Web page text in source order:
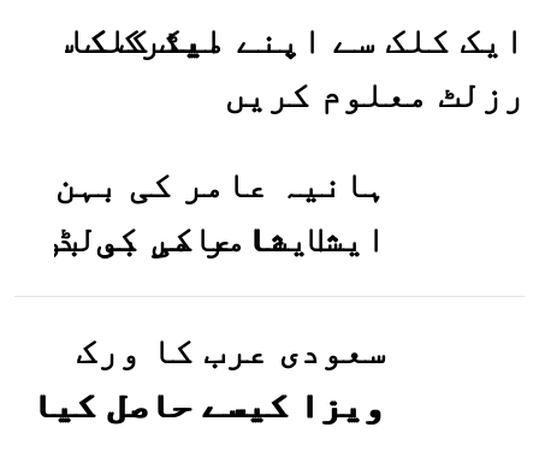
ایک کلک سے اپنے میٹرک کا
رزلٹ معلوم کریں
ہانیہ عامر کی بہن
ایشا عامر کی بولڈ
تصاویر وائرل ہو
گئیں
سعودی عرب کا ورک
ویزا کیسے حاصل کیا